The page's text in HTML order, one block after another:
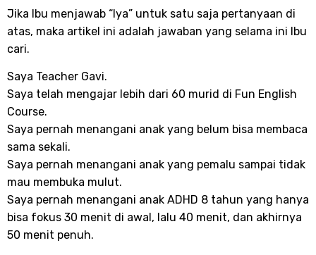
Jika Ibu menjawab “Iya” untuk satu saja pertanyaan di
atas, maka artikel ini adalah jawaban yang selama ini Ibu
cari.
Saya Teacher Gavi.
Saya telah mengajar lebih dari 60 murid di Fun English
Course.
Saya pernah menangani anak yang belum bisa membaca
sama sekali.
Saya pernah menangani anak yang pemalu sampai tidak
mau membuka mulut.
Saya pernah menangani anak ADHD 8 tahun yang hanya
bisa fokus 30 menit di awal, lalu 40 menit, dan akhirnya
50 menit penuh.